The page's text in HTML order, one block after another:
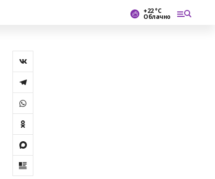
+22 °С
Облачно